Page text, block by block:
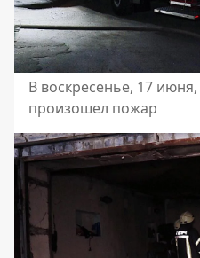
В воскресенье, 17
произошел пожар